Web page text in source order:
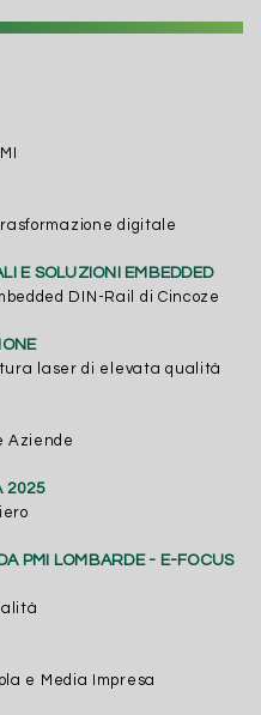
digitale
E SOLUZIONI EMBEDDED
DIN-Rail di Cincoze
laser di elevata qualità
Aziende
2025
PMI LOMBARDE - E-FOCUS
e Media Impresa